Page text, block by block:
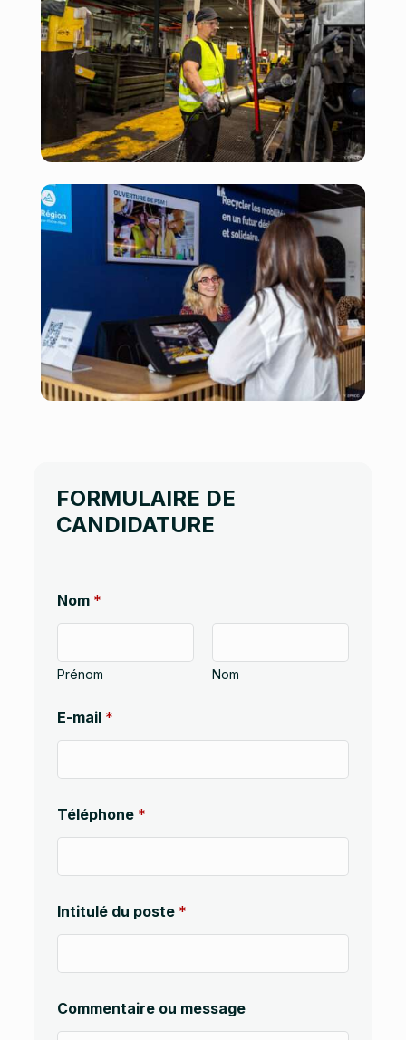
FORMULAIRE DE
CANDIDATURE
Nom *
Prénom Nom
E-mail *
o
m
t
a
i
e
d
Téléphone *
Intitulé du poste *
Commentaire ou message